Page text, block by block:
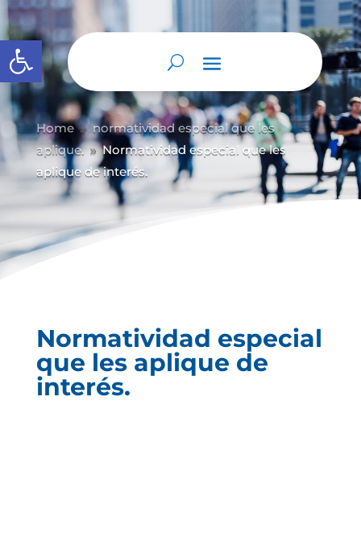
Abrir barra de herramientas
Home 9 normatividad especial que les
aplique. 9 Normatividad especial que les
aplique de interés.
Normatividad especial
que les aplique de
interés.